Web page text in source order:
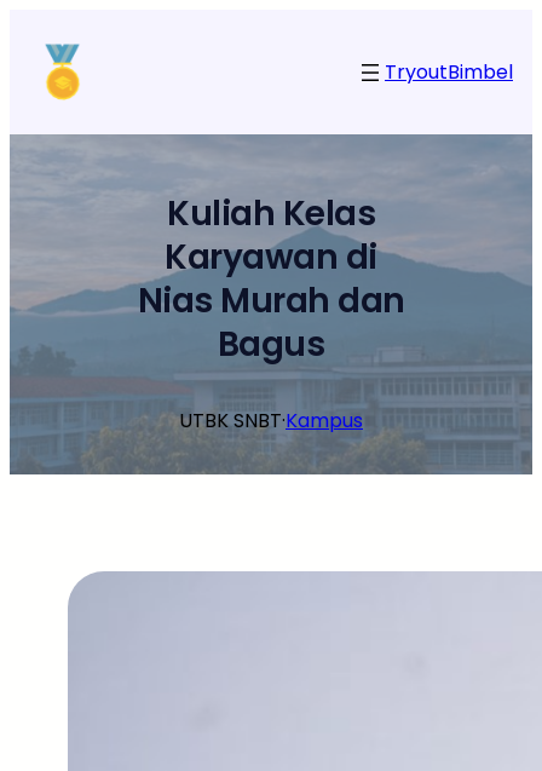
konten
TryoutBimbel
Kuliah Kelas
Karyawan di
Nias Murah dan
Bagus
UTBK SNBT·Kampus